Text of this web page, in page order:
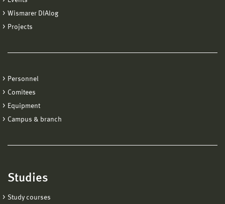
Wismarer DIAlog
Projects
Personnel
Comitees
Equipment
Campus & branch
Studies
Study courses